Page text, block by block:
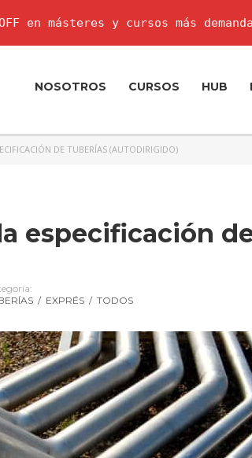
NOSOTROS CURSOS HUB
DE TUBERÍAS (AUTODIRIGIDO)
especificación
/ EXPRÉS / TODOS
en másteres y cursos más